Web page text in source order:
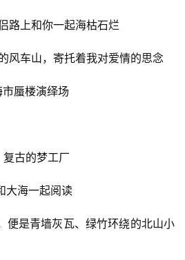
路上和你一起海枯石烂
风车山，寄托着我对爱情的思念
市蜃楼演绎场
复古的梦工厂
大海一起阅读
便是青墙灰瓦、绿竹环绕的北山小